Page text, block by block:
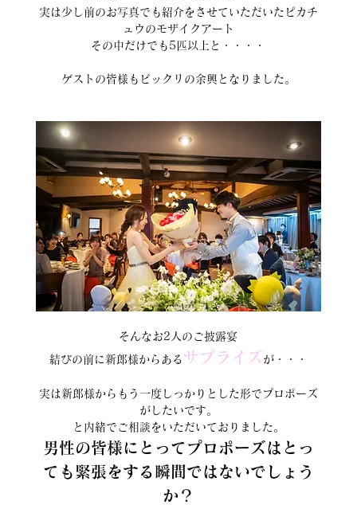
実は少し前のお写真でも紹介をさせていただいたピカチ
ュウのモザイクアート
その中だけでも5匹以上と・・・・
ゲストの皆様もビックリの余興となりました。
そんなお2人のご披露宴
結びの前に新郎様からある サプライズが・・・
実は新郎様からもう一度しっかりとした形でプロポーズ
がしたいです。
と内緒でご相談をいただいておりました。
男性の皆様にとってプロポーズはとっ
ても緊張をする瞬間ではないでしょう
か？